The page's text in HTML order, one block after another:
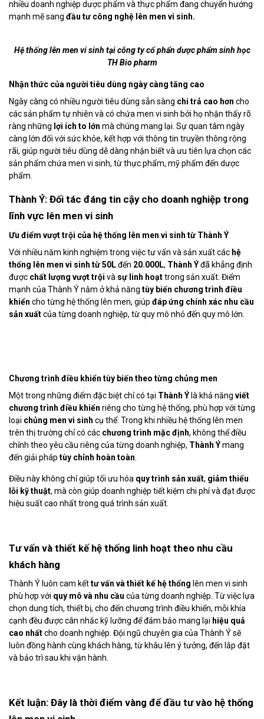
nhiều doanh nghiệp dược phẩm và thực phẩm đang chuyển hướng
mạnh mẽ sang đầu tư công nghệ lên men vi sinh.
Hệ thống lên men vi sinh tại công ty cổ phẩn dược phẩm sinh học
TH Bio pharm
Nhận thức của người tiêu dùng ngày càng tăng cao
Ngày càng có nhiều người tiêu dùng sẵn sàng chi trả cao hơn cho
các sản phẩm tự nhiên và có chứa men vi sinh bởi họ nhận thấy rõ
ràng những lợi ích to lớn mà chúng mang lại. Sự quan tâm ngày
càng lớn đối với sức khỏe, kết hợp với thông tin truyền thông rộng
rãi, giúp người tiêu dùng dễ dàng nhận biết và ưu tiên lựa chọn các
sản phẩm chứa men vi sinh, từ thực phẩm, mỹ phẩm đến dược
phẩm.
Thành Ý: Đối tác đáng tin cậy cho doanh nghiệp trong
lĩnh vực lên men vi sinh
Ưu điểm vượt trội của hệ thống lên men vi sinh từ Thành Ý
Với nhiều năm kinh nghiệm trong việc tư vấn và sản xuất các hệ
thống lên men vi sinh từ 50Lđến 20.000L, Thành Ýđã khẳng định
được chất lượng vượt trội và sự linh hoạttrong sản xuất. Điểm
mạnh của Thành Ý nằm ở khả năng tùy biến chương trình điều
khiển cho từng hệ thống lên men, giúp đáp ứng chính xác nhu cầu
sản xuấtcủa từng doanh nghiệp, từ quy mô nhỏ đến quy mô lớn.
Chương trình điều khiển tùy biến theo từng chủng men
Một trong những điểm đặc biệt chỉ có tại Thành Ý là khả năng viết
chương trình điều khiển riêng cho từng hệ thống, phù hợp với từng
loại chủng men vi sinh cụ thể. Trong khi nhiều hệ thống lên men
trên thị trường chỉ có các chương trình mặc định, không thể điều
chỉnh theo yêu cầu riêng của từng doanh nghiệp, Thành Ýmang
đến giải pháp tùy chỉnh hoàn toàn
Điều này không chỉ giúp tối ưu hóa quy trình sản xuất, giảm thiểu
lỗi kỹ thuật, mà còn giúp doanh nghiệp tiết kiệm chi phí và đạt được
hiệu suất cao nhất trong quá trình sản xuất.
Tư vấn và thiết kế hệ thống linh hoạt theo nhu cầu
khách hàng
Thành Ý luôn cam kếttư vấn và thiết kế hệ thống lên men vi sinh
phù hợp với quy mô và nhu cầu của từng doanh nghiệp. Từ việc lựa
chọn dung tích, thiết bị, cho đến chương trình điều khiển, mỗi khía
cạnh đều được cân nhắc kỹ lưỡng để đảm bảo mang lại hiệu quả
cao nhấtcho doanh nghiệp. Đội ngũ chuyên gia của Thành Ý sẽ
luôn đồng hành cùng khách hàng, từ khâu lên ý tưởng, đến lắp đặt
và bảo trì sau khi vận hành.
Kết luận: Đây là thời điểm vàng để đầu tư vào hệ thống